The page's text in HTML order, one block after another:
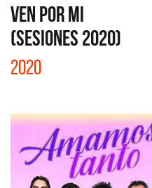
VEN POR MI
(SESIONES 2020)
2020